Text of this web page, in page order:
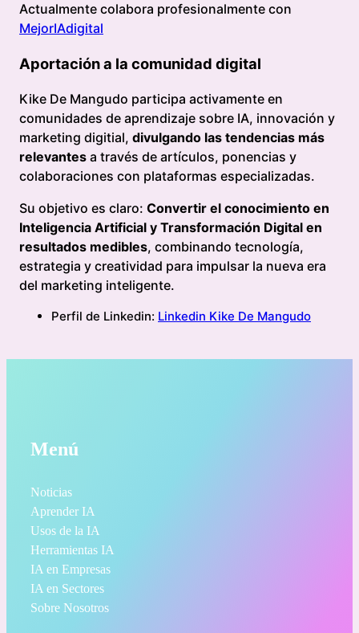
Actualmente colabora profesionalmente con
MejorIAdigital
Aportación a la comunidad digital
Kike De Mangudo participa activamente en
comunidades de aprendizaje sobre IA, innovación y
marketing digitial, divulgando las tendencias más
relevantes a través de artículos, ponencias y
colaboraciones con plataformas especializadas.
Su objetivo es claro: Convertir el conocimiento en
Inteligencia Artificial y Transformación Digital en
resultados medibles, combinando tecnología,
estrategia y creatividad para impulsar la nueva era
del marketing inteligente.
Perfil de Linkedin: Linkedin Kike De Mangudo
Menú
Noticias
Aprender IA
Usos de la IA
Herramientas IA
IA en Empresas
IA en Sectores
Sobre Nosotros